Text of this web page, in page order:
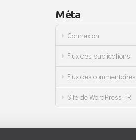
Méta
Connexion
Flux des publications
Flux des commentaires
Site de WordPress-FR